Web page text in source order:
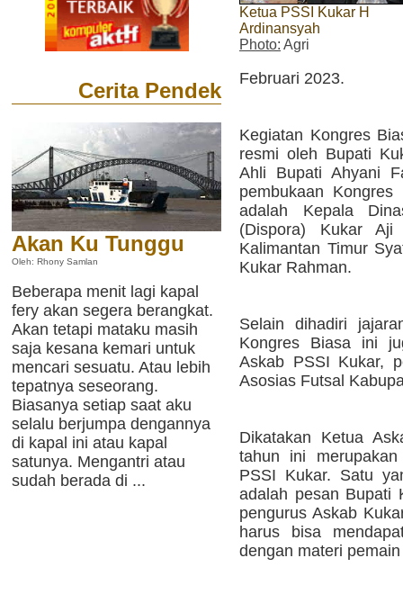
Cerita Pendek
Akan Ku Tunggu
Oleh: Rhony Samlan
Beberapa menit lagi kapal
fery akan segera berangkat.
Akan tetapi mataku masih
saja kesana kemari untuk
mencari sesuatu. Atau lebih
tepatnya seseorang.
Biasanya setiap saat aku
selalu berjumpa dengannya
di kapal ini atau kapal
satunya. Mengantri atau
sudah berada di ...
Ketua PSSI Kukar H
Ardinansyah
Photo: Agri
Februari 2023.
Kegiatan Kongres
resmi oleh Bupati
Ahli Bupati Ahyani
pembukaan
adalah Kepala
(Dispora) Kukar
Kalimantan Timur
Kukar Rahman.
Selain dihadiri
Kongres Biasa ini
Askab PSSI Kukar,
Asosias Futsal
Dikatakan Ketua
tahun ini
PSSI Kukar. Satu
adalah pesan Bupati
pengurus Askab
harus bisa
dengan materi